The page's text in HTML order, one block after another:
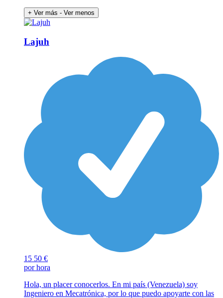
+ Ver más - Ver menos
Lajuh
15 50 €
por hora
Hola, un placer conocerlos. En mi país (Venezuela) soy
Ingeniero en Mecatrónica, por lo que puedo apoyarte con las